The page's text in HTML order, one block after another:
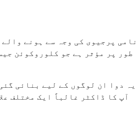
طور پر مؤثر ہے جو کلوروکوئن
یہ دوا ان لوگوں کے لیے بنائی
آپ کا ڈاکٹر غالباً ایک مختلف